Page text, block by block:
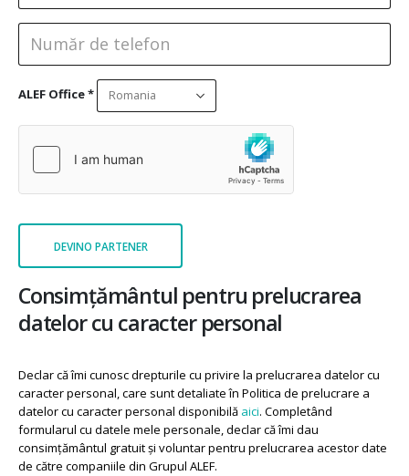
ALEF Office *
Consimțământul pentru prelucrarea
datelor cu caracter personal
Declar că îmi cunosc drepturile cu privire la prelucrarea datelor cu
caracter personal, care sunt detaliate în Politica de prelucrare a
datelor cu caracter personal disponibilă aici. Completând
formularul cu datele mele personale, declar că îmi dau
consimțământul gratuit și voluntar pentru prelucrarea acestor date
de către companiile din Grupul ALEF.